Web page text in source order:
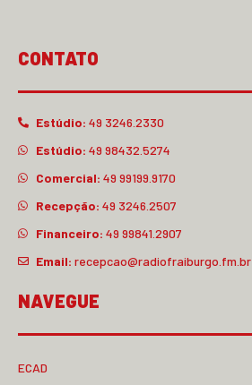
CONTATO
Estúdio: 49 3246.2330
Estúdio: 49 98432.5274
Comercial: 49 99199.9170
Recepção: 49 3246.2507
Financeiro: 49 99841.2907
Email: recepcao@radiofraiburgo.fm.br
NAVEGUE
ECAD